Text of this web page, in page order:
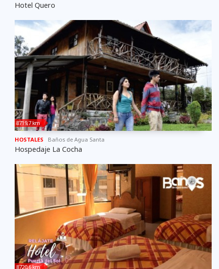
Hotel Quero
8719,7 km
HOSTALES Baños de Agua Santa
Hospedaje La Cocha
8720,6 km